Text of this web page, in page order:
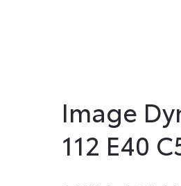
Image
112 E40